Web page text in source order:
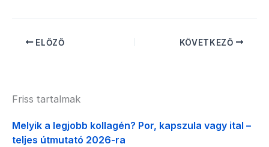
ELŐZŐ KÖVETKEZŐ
Friss tartalmak
Melyik a legjobb kollagén? Por, kapszula vagy ital –
teljes útmutató 2026-ra